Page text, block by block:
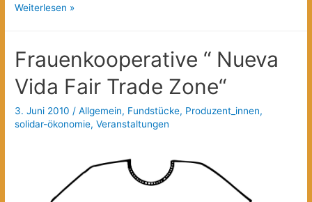
Ein
Kreuzberg
Weiterlesen »
Frauenkooperative “ Nueva
Vida Fair Trade Zone“
3. Juni 2010 /Allgemein, Fundstücke, Produzent_innen,
solidar-ökonomie,Veranstaltungen